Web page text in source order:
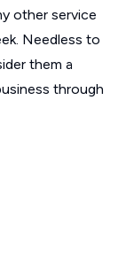
other service
Needless to
them a
through